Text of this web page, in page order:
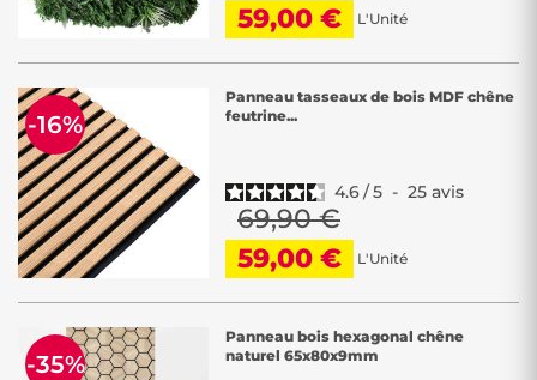
59,00 €
L'Unité
Panneau tasseaux de bois MDF chêne
feutrine...
4.6/5 - 25 avis
69,90 €
59,00 €
L'Unité
-16%
Panneau bois hexagonal chêne
naturel 65x80x9mm
-35%